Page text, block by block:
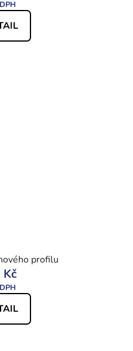
profilu
Kč